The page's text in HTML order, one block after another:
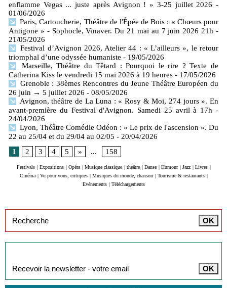
enflamme Vegas ... juste après Avignon ! » 3-25 juillet 2026 -
01/06/2026
Paris, Cartoucherie, Théâtre de l'Épée de Bois : « Chœurs pour
Antigone » - Sophocle, Vinaver. Du 21 mai au 7 juin 2026 21h -
21/05/2026
Festival d’Avignon 2026, Atelier 44 : « L’ailleurs », le retour
triomphal d’une odyssée humaniste - 19/05/2026
Marseille, Théâtre du Têtard : Pourquoi le rire ? Texte de
Catherina Kiss le vendredi 15 mai 2026 à 19 heures - 17/05/2026
Grenoble : 38èmes Rencontres du Jeune Théâtre Européen du
26 juin → 5 juillet 2026 - 08/05/2026
Avignon, théâtre de La Luna : « Rosy & Moi, 274 jours ». En
avant-première du Festival d'Avignon. Samedi 25 avril à 17h -
24/04/2026
Lyon, Théâtre Comédie Odéon : « Le prix de l'ascension ». Du
22 au 25/04 et du 29/04 au 02/05 - 20/04/2026
1
2 3 4 5 » ... 158
Festivals Expositions Opéra Musique classique théâtre Danse Humour Jazz Livres
Cinéma
Vu pour vous, critiques Musiques du monde, chanson Tourisme & restaurants
Evénements
Téléchargements